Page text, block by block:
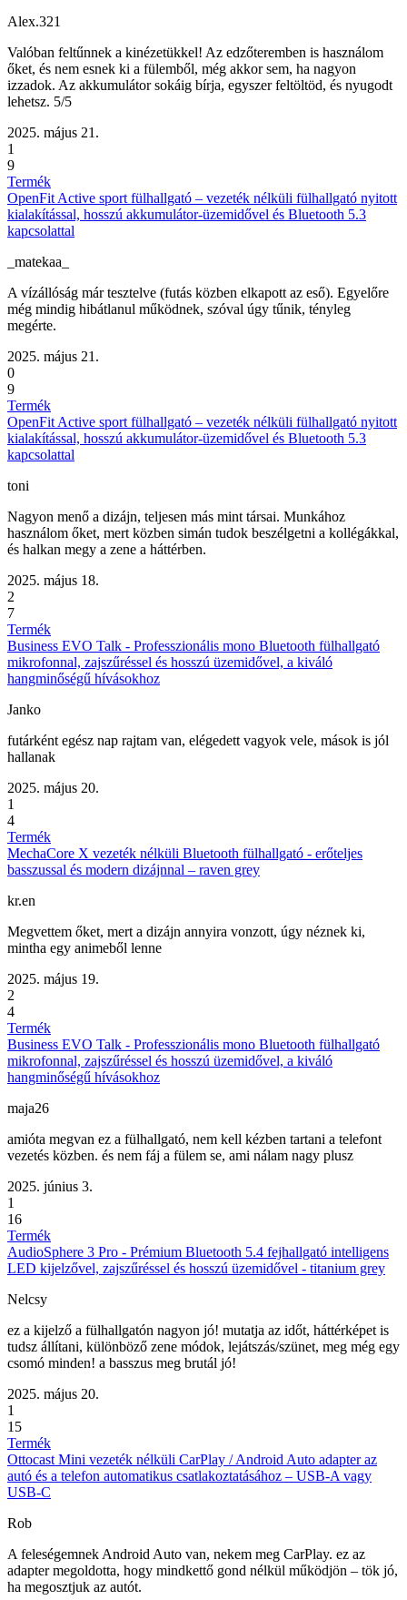
Alex.321
Valóban feltűnnek a kinézetükkel! Az edzőteremben is használom
őket, és nem esnek ki a fülemből, még akkor sem, ha nagyon
izzadok. Az akkumulátor sokáig bírja, egyszer feltöltöd, és nyugodt
lehetsz. 5/5
2025. május 21.
1
9
Termék
OpenFit Active sport fülhallgató – vezeték nélküli fülhallgató nyitott
kialakítással, hosszú akkumulátor-üzemidővel és Bluetooth 5.3
kapcsolattal
_matekaa_
A vízállóság már tesztelve (futás közben elkapott az eső). Egyelőre
még mindig hibátlanul működnek, szóval úgy tűnik, tényleg
megérte.
2025. május 21.
0
9
Termék
OpenFit Active sport fülhallgató – vezeték nélküli fülhallgató nyitott
kialakítással, hosszú akkumulátor-üzemidővel és Bluetooth 5.3
kapcsolattal
toni
Nagyon menő a dizájn, teljesen más mint társai. Munkához
használom őket, mert közben simán tudok beszélgetni a kollégákkal,
és halkan megy a zene a háttérben.
2025. május 18.
2
7
Termék
Business EVO Talk - Professzionális mono Bluetooth fülhallgató
mikrofonnal, zajszűréssel és hosszú üzemidővel, a kiváló
hangminőségű hívásokhoz
Janko
futárként egész nap rajtam van, elégedett vagyok vele, mások is jól
hallanak
2025. május 20.
1
4
Termék
MechaCore X vezeték nélküli Bluetooth fülhallgató - erőteljes
basszussal és modern dizájnnal – raven grey
kr.en
Megvettem őket, mert a dizájn annyira vonzott, úgy néznek ki,
mintha egy animeből lenne
2025. május 19.
2
4
Termék
Business EVO Talk - Professzionális mono Bluetooth fülhallgató
mikrofonnal, zajszűréssel és hosszú üzemidővel, a kiváló
hangminőségű hívásokhoz
maja26
amióta megvan ez a fülhallgató, nem kell kézben tartani a telefont
vezetés közben. és nem fáj a fülem se, ami nálam nagy plusz
2025. június 3.
1
16
Termék
AudioSphere 3 Pro - Prémium Bluetooth 5.4 fejhallgató intelligens
LED kijelzővel, zajszűréssel és hosszú üzemidővel - titanium grey
Nelcsy
ez a kijelző a fülhallgatón nagyon jó! mutatja az időt, háttérképet is
tudsz állítani, különböző zene módok, lejátszás/szünet, meg még egy
csomó minden! a basszus meg brutál jó!
2025. május 20.
1
15
Termék
Ottocast Mini vezeték nélküli CarPlay / Android Auto adapter az
autó és a telefon automatikus csatlakoztatásához – USB-A vagy
USB-C
Rob
A feleségemnek Android Auto van, nekem meg CarPlay. ez az
adapter megoldotta, hogy mindkettő gond nélkül működjön – tök jó,
ha megosztjuk az autót.